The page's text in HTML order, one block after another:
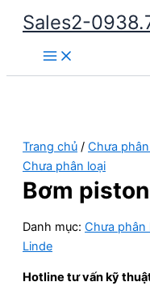
Nhảy
dung
Sales2-
Main
Menu
Trang chủ / Chưa
Chưa phân loại
Bơm
Danh mục: Chưa phân
Linde
Hotline tư vấn kỹ